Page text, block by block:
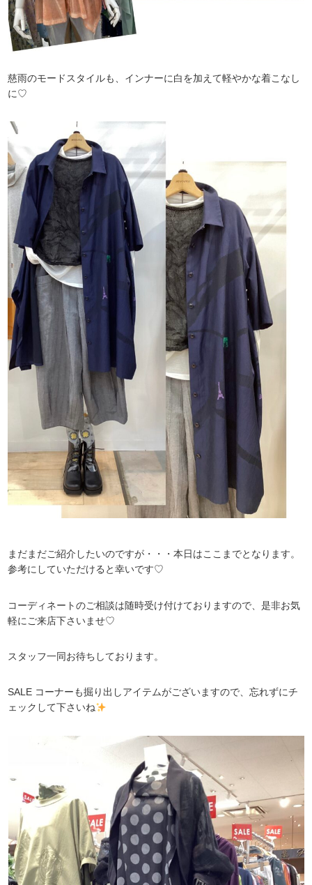
慈雨のモードスタイルも、インナーに白を加えて軽やかな着こなし
に♡
まだまだご紹介したいのですが・・・本日はここまでとなります。
参考にしていただけると幸いです♡
コーディネートのご相談は随時受け付けておりますので、是非お気
軽にご来店下さいませ♡
スタッフ一同お待ちしております。
SALE コーナーも掘り出しアイテムがございますので、忘れずにチ
ェックして下さいね